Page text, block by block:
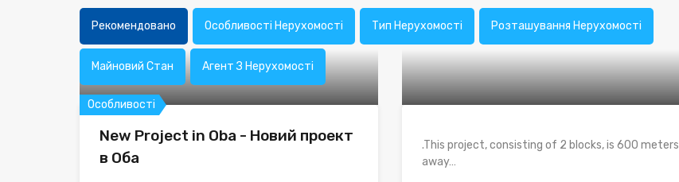
Рекомендовано Особливості Нерухомості Тип Нерухомості Розташування Нерухомості
Майновий Стан Агент З Нерухомості
Особливості
New Project in Oba - Новий проект
в Оба
.This project, consisting of 2 blocks, is 600 meters
away…